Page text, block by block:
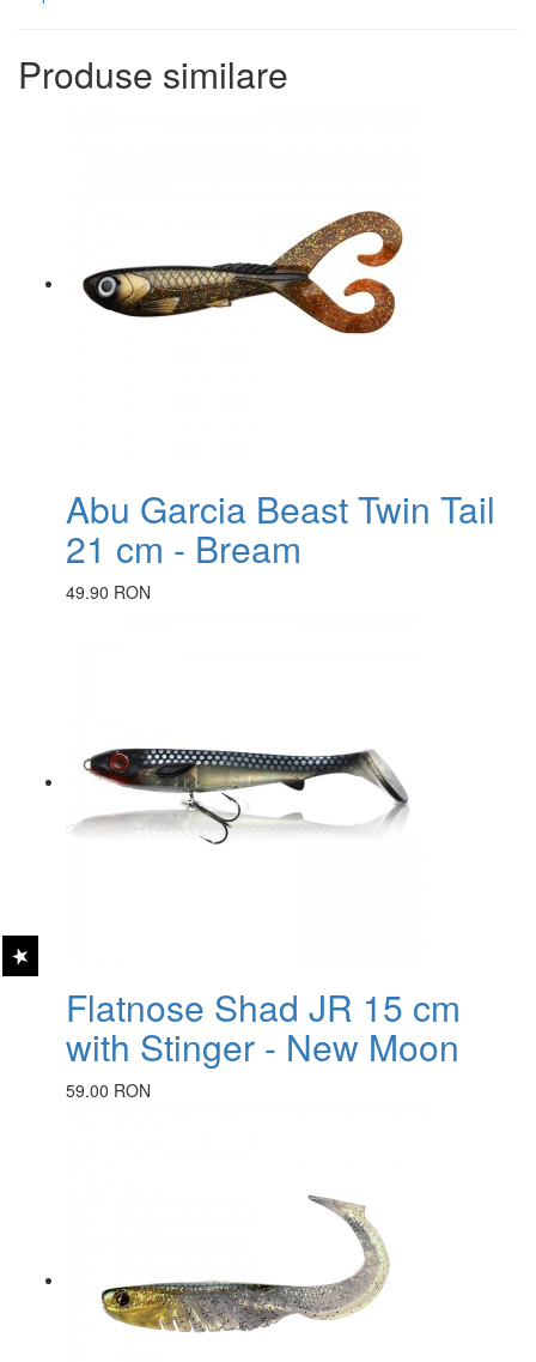
Produse similare
Abu Garcia Beast Twin Tail
21 cm - Bream
49.90 RON
Flatnose Shad JR 15 cm
with Stinger - New Moon
59.00 RON